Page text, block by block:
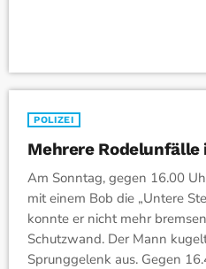
POLIZEI
Mehrere
Am Sonntag, gegen 16.00
mit einem Bob die „Untere
konnte er nicht mehr
Schutzwand. Der Mann
Sprunggelenk aus. Gegen